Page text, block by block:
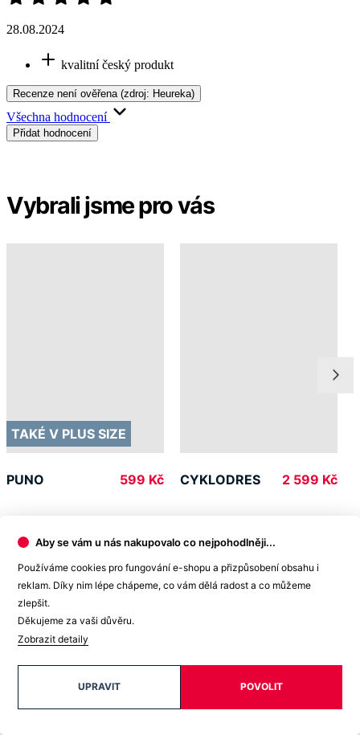
28.08.2024
kvalitní český produkt
Recenze není ověřena (zdroj: Heureka)
Všechna hodnocení
Přidat hodnocení
Vybrali jsme pro vás
TAKÉ V PLUS SIZE
PUNO 599 Kč CYKLODRES 2 599 Kč
Doprava ZDARMA
od 2 500 Kč
Garance
Aby se vám u nás nakupovalo co nejpohodlněji...
Používáme cookies pro fungování e-shopu a přizpůsobení obsahu i
reklam. Díky nim lépe chápeme, co vám dělá radost a co můžeme
zlepšit.
Děkujeme za vaši důvěru.
Zobrazit detaily
POVOLIT
UPRAVIT